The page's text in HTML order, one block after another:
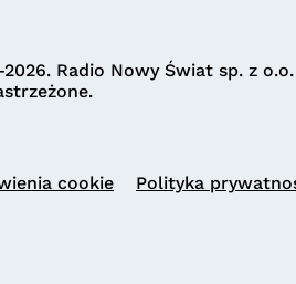
Radio Nowy Świat sp. z o.o.
cookie Polityka